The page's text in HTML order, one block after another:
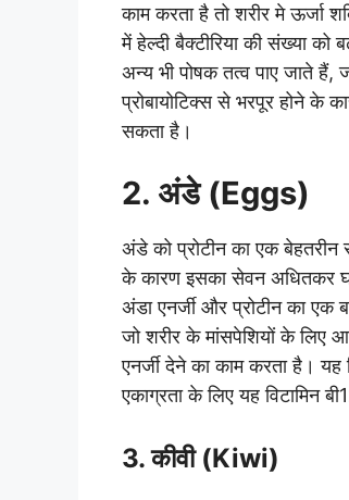
काम करता है तो शरीर मे ऊर्जा
में हेल्दी बैक्टीरिया की संख्या
अन्य भी पोषक तत्व पाए जाते हैं,
प्रोबायोटिक्स से भरपूर होने के
सकता है।
2. अंडे (Eggs)
अंडे को प्रोटीन का एक बेहतरीन
के कारण इसका सेवन अधितकर
अंडा एनर्जी और प्रोटीन का एक
जो शरीर के मांसपेशियों के लिए
एनर्जी देने का काम करता है। यह
एकाग्रता के लिए यह विटामिन
3. कीवी (Kiwi)